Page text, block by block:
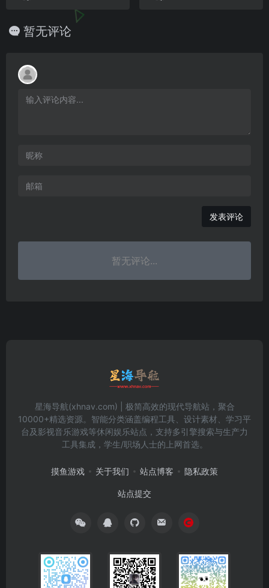
暂无评论
发表评论
暂无评论...
星海导航(xhnav.com) | 极简高效的现代导航站，聚合
10000+精选资源。智能分类涵盖编程工具、设计素材、学习平
台及影视音乐游戏等休闲娱乐站点，支持多引擎搜索与生产力
工具集成，学生/职场人士的上网首选。
摸鱼游戏 关于我们 站点博客 隐私政策
站点提交